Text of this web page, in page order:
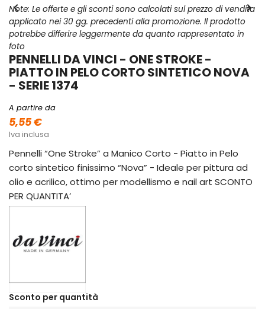
 
Note: Le offerte e gli sconti sono calcolati sul prezzo di vendita
applicato nei 30 gg. precedenti alla promozione. Il prodotto
potrebbe differire leggermente da quanto rappresentato in
foto
PENNELLI DA VINCI - ONE STROKE -
PIATTO IN PELO CORTO SINTETICO NOVA
- SERIE 1374
A partire da
5,55 €
Iva inclusa
Pennelli “One Stroke” a Manico Corto - Piatto in Pelo
corto sintetico finissimo “Nova” - Ideale per pittura ad
olio e acrilico, ottimo per modellismo e nail art SCONTO
PER QUANTITA’
Sconto per quantità